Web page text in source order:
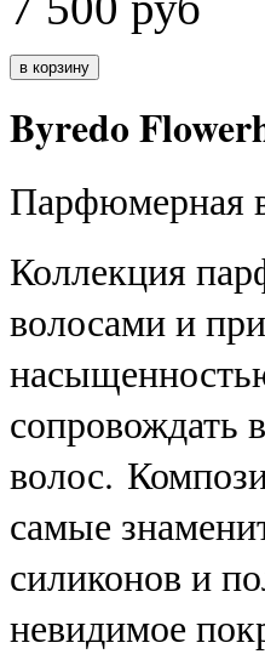
Byredo
Парфюмерная
Коллекция
волосами и
сопровождать
волос.
самые
силиконов и
невидимое